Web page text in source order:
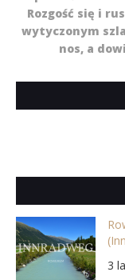
Rozgość się i
wytyczonym
nos, a
3